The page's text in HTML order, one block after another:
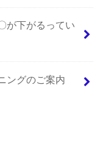
が下がるってい
ングのご案内